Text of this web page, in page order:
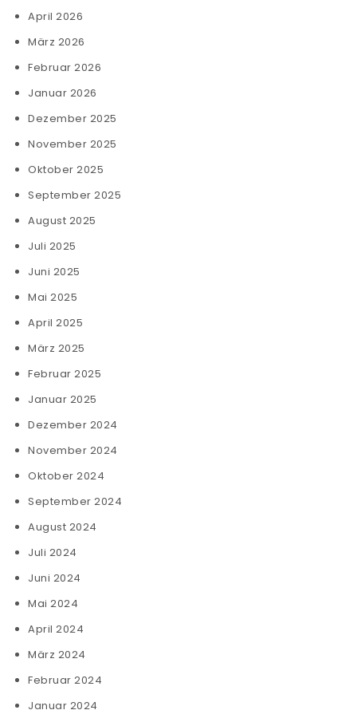
April 2026
März 2026
Februar 2026
Januar 2026
Dezember 2025
November 2025
Oktober 2025
September 2025
August 2025
Juli 2025
Juni 2025
Mai 2025
April 2025
März 2025
Februar 2025
Januar 2025
Dezember 2024
November 2024
Oktober 2024
September 2024
August 2024
Juli 2024
Juni 2024
Mai 2024
April 2024
März 2024
Februar 2024
Januar 2024